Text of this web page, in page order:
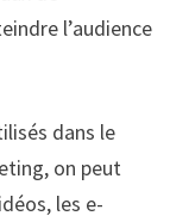
l’audience
dans le
on peut
les e-